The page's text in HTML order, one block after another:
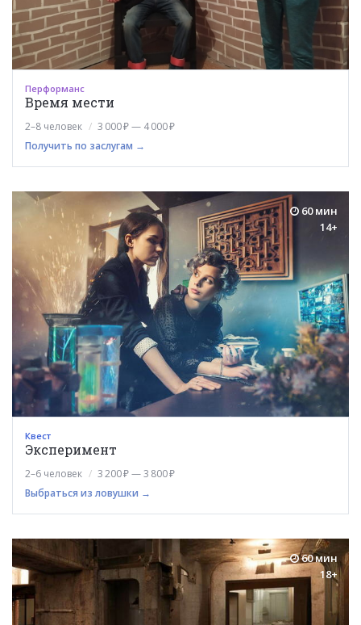
Перформанс
Время мести
2–8 человек
3 000 ₽ — 4 000 ₽
Получить по заслугам →
60 мин
14+
Квест
Эксперимент
2–6 человек
3 200 ₽ — 3 800 ₽
Выбраться из ловушки →
60 мин
18+